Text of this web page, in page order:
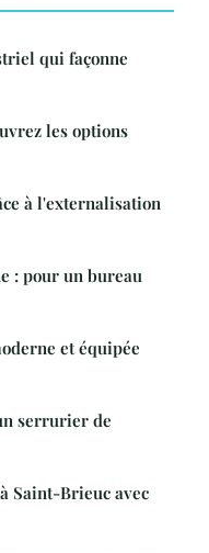
qui façonne
les options
à l'externalisation
: pour un bureau
et équipée
serrurier de
Saint-Brieuc avec